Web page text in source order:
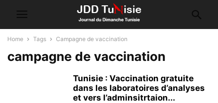
Home Tags Campagne de vaccination
campagne de vaccination
Tunisie : Vaccination gratuite
dans les laboratoires d’analyses
et vers l’adminsitrtaion...